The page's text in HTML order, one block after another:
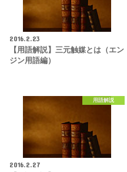
2016.2.23
【用語解説】三元触媒とは（エン
ジン用語編）
用語解説
2016.2.27